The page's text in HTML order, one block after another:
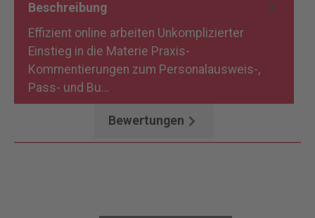
Beschreibung
Effizient online arbeiten Unkomplizierter
Einstieg in die Materie Praxis-
Kommentierungen zum Personalausweis-,
Pass- und Bu…
Bewertungen